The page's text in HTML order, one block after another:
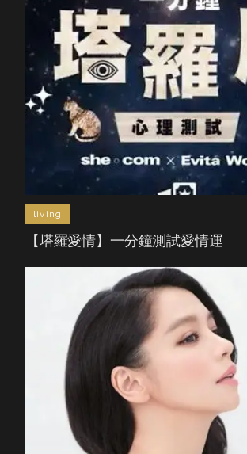
living
【塔羅愛情】一分鐘測試愛情運